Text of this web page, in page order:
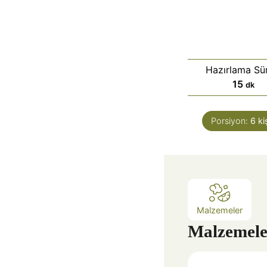
Hazırlama
15d
a
k
i
dk
Porsiyon: 6
Malzemeler